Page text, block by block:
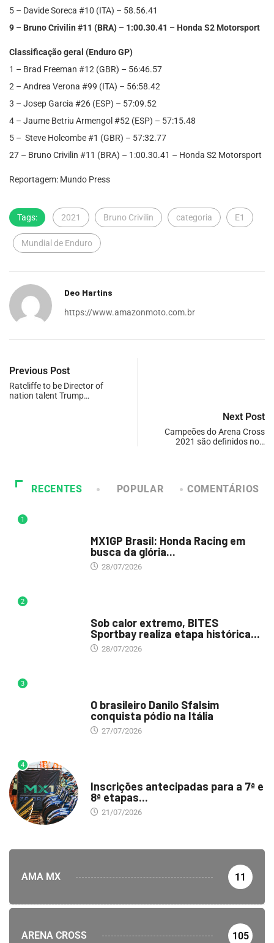
5 – Davide Soreca #10 (ITA) – 58.56.41
9 – Bruno Crivilin #11 (BRA) – 1:00.30.41 – Honda S2 Motorsport
Classificação geral (Enduro GP)
1 – Brad Freeman #12 (GBR) – 56:46.57
2 – Andrea Verona #99 (ITA) – 56:58.42
3 – Josep Garcia #26 (ESP) – 57:09.52
4 – Jaume Betriu Armengol #52 (ESP) – 57:15.48
5 – Steve Holcombe #1 (GBR) – 57:32.77
27 – Bruno Crivilin #11 (BRA) – 1:00.30.41 – Honda S2 Motorsport
Reportagem: Mundo Press
Tags: 2021 Bruno Crivilin categoria E1
Mundial de Enduro
Deo Martins
https://www.amazonmoto.com.br
Previous Post
Ratcliffe to be Director of
nation talent Trump…
Next Post
Campeões do Arena Cross
2021 são definidos no…
RECENTES POPULAR COMENTÁRIOS
1
MX1GP Brasil: Honda Racing em
busca da glória...
28/07/2026
2
Sob calor extremo, BITES
Sportbay realiza etapa histórica...
28/07/2026
3
O brasileiro Danilo Sfalsim
conquista pódio na Itália
27/07/2026
4
Inscrições antecipadas para a 7ª e
8ª etapas...
21/07/2026
AMA MX 11
ARENA CROSS 105